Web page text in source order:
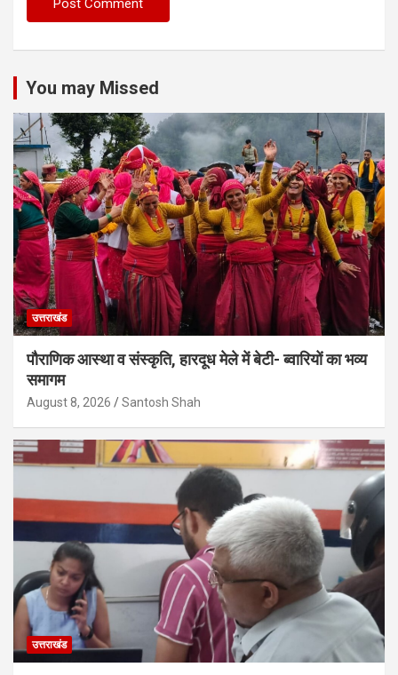
You may Missed
उत्तराखंड
पौराणिक आस्था व संस्कृति, हारदूध मेले में बेटी- ब्वारियों का भव्य
समागम
August 8, 2026 Santosh Shah
उत्तराखंड